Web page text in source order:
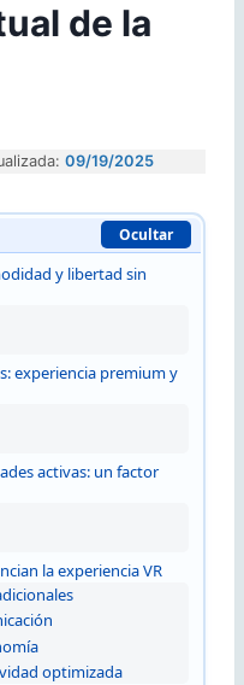
de la
09/19/2025
Ocultar
y libertad sin
experiencia premium y
activas: un factor
la experiencia VR
optimizada